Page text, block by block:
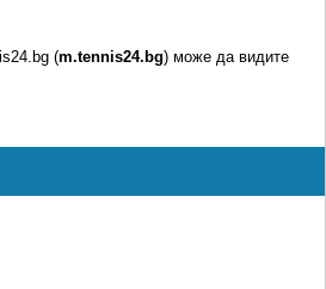
(m.tennis24.bg) може да видите